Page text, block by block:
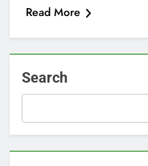
Read More
Search